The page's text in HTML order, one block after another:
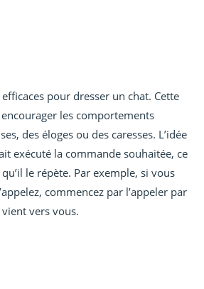
pour dresser un chat. Cette
les comportements
des éloges ou des caresses. L’idée
exécuté la commande souhaitée, ce
le répète. Par exemple, si vous
commencez par l’appeler par
vers vous.